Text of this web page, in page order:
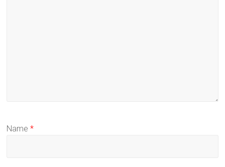
Name*